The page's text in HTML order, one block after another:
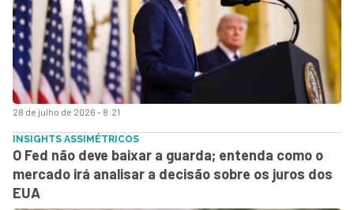
28 de julho de 2026 - 8:21
INSIGHTS ASSIMÉTRICOS
O Fed não deve baixar a guarda; entenda como o
mercado irá analisar a decisão sobre os juros dos
EUA